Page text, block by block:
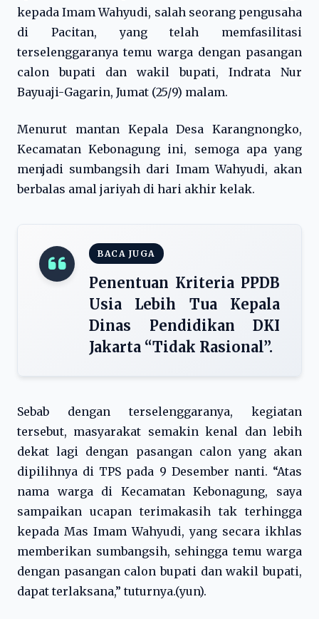
kepada Imam Wahyudi, salah seorang pengusaha
di Pacitan, yang telah memfasilitasi
terselenggaranya temu warga dengan pasangan
calon bupati dan wakil bupati, Indrata Nur
Bayuaji-Gagarin, Jumat (25/9) malam.
Menurut mantan Kepala Desa Karangnongko,
Kecamatan Kebonagung ini, semoga apa yang
menjadi sumbangsih dari Imam Wahyudi, akan
berbalas amal jariyah di hari akhir kelak.
BACA JUGA
Penentuan Kriteria PPDB
Usia Lebih Tua Kepala
Dinas Pendidikan DKI
Jakarta “Tidak Rasional”.
Sebab dengan terselenggaranya, kegiatan
tersebut, masyarakat semakin kenal dan lebih
dekat lagi dengan pasangan calon yang akan
dipilihnya di TPS pada 9 Desember nanti. “Atas
nama warga di Kecamatan Kebonagung, saya
sampaikan ucapan terimakasih tak terhingga
kepada Mas Imam Wahyudi, yang secara ikhlas
memberikan sumbangsih, sehingga temu warga
dengan pasangan calon bupati dan wakil bupati,
dapat terlaksana,” tuturnya.(yun).